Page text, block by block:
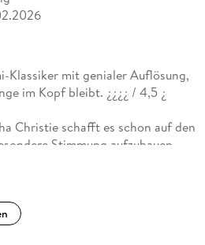
Klassiker mit genialer Auflösung,
im Kopf bleibt. ¿¿¿¿ / 4,5 ¿
Christie schafft es schon auf den
Stimmung aufzubauen.
Christie. Es wirkt aber niemand
Figur scheint etwas